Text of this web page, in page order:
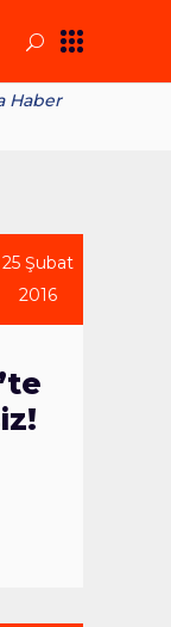
Haber
25 Şubat
2016